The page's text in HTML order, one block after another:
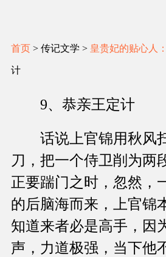
首页 > 传记文学 > 皇贵妃的贴心人
计
9、恭亲王定计
话说上官锦用秋风
刀，把一个侍卫削为两
正要踹门之时，忽然，
的后脑海而来，上官锦
知道来者必是高手，因
声，力道极强，当下他